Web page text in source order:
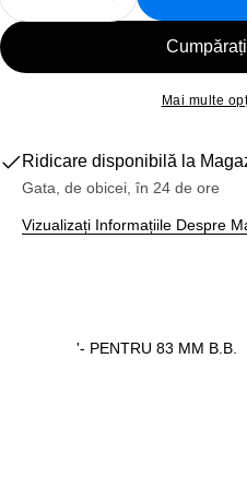
Reduceți Cantitatea
Creșteți
Mai multe
Ridicare disponibilă la
Gata, de obicei, în 24 de ore
Vizualizați Informațiile Despre
'- PENTRU 83 MM B.B.